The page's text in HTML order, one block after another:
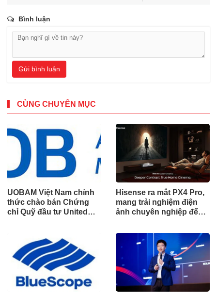
Bình luận
Gửi bình luận
CÙNG CHUYÊN MỤC
UOBAM Việt Nam chính
thức chào bán Chứng
chỉ Quỹ đầu tư United
Hisense ra mắt PX4 Pro,
mang trải nghiệm điện
ảnh chuyên nghiệp đến